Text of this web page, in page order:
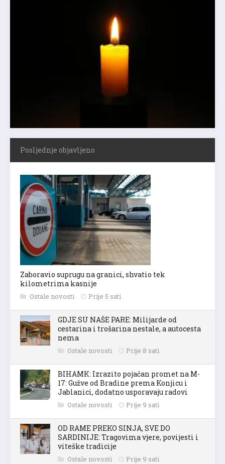
Posljednje objavljeno
Zaboravio suprugu na granici, shvatio tek
kilometrima kasnije
Ostale novosti Prije 5 sati
GDJE SU NAŠE PARE: Milijarde od
cestarina i trošarina nestale, a autocesta
nema
Ostale novosti Prije 8 sati
BIHAMK: Izrazito pojačan promet na M-
17: Gužve od Bradine prema Konjicu i
Jablanici, dodatno usporavaju radovi
Ostale novosti Prije 9 sati
OD RAME PREKO SINJA, SVE DO
SARDINIJE: Tragovima vjere, povijesti i
viteške tradicije
Ostale novosti Prije 9 sati